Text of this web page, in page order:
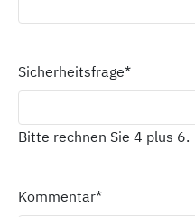
Sicherheitsfrage*
Bitte rechnen Sie 4 plus 6.
Kommentar*